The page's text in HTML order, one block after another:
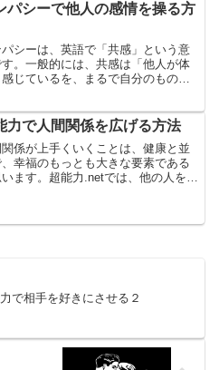
パシーで他人の感情を操る方
パシーは、英語で「共感」という意
。一般的には、共感は「他人が体
じているを、まるで自分のもので
共感が過ぎると、過敏症のような
ィブな影響も出てき...
力で人間関係を広げる方法
関係が上手くいくことは、健康と並
、幸福のもっとも大きな要素である
います。超能力.netでは、他の人を動
で相手を好きにさせる２